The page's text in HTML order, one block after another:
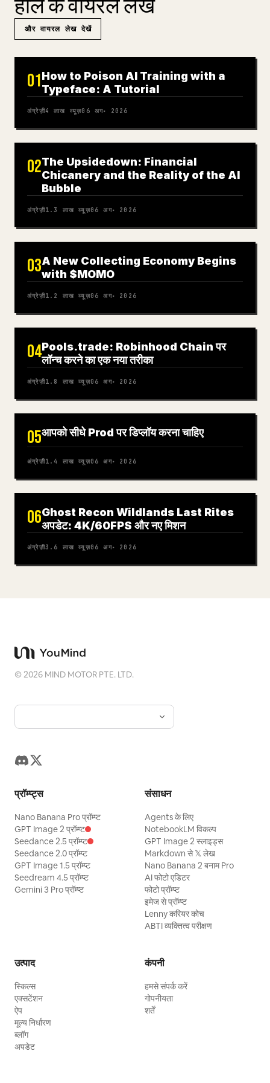
हाल के वायरल लेख
और वायरल लेख देखें
01How to Poison AI Training with a
Typeface: A Tutorial
अंग्रेज़ी4 लाख व्यूज़06 अग॰ 2026
02The Upsidedown: Financial
Chicanery and the Reality of the AI
Bubble
अंग्रेज़ी1.3 लाख व्यूज़06 अग॰ 2026
03A New Collecting Economy Begins
with $MOMO
अंग्रेज़ी1.2 लाख व्यूज़06 अग॰ 2026
04Pools.trade: Robinhood Chain पर
लॉन्च करने का एक नया तरीका
अंग्रेज़ी1.8 लाख व्यूज़06 अग॰ 2026
05आपको सीधे Prod पर डिप्लॉय करना चाहिए
अंग्रेज़ी1.4 लाख व्यूज़06 अग॰ 2026
06Ghost Recon Wildlands Last Rites
अपडेट: 4K/60FPS और नए मिशन
अंग्रेज़ी3.6 लाख व्यूज़06 अग॰ 2026
©2026 MIND MOTOR PTE. LTD.
प्रॉम्प्ट्स
Nano Banana Pro प्रॉम्प्ट
GPT Image 2 प्रॉम्प्ट
Seedance 2.5 प्रॉम्प्ट
Seedance 2.0 प्रॉम्प्ट
GPT Image 1.5 प्रॉम्प्ट
Seedream 4.5 प्रॉम्प्ट
Gemini 3 Pro प्रॉम्प्ट
संसाधन
Agents के लिए
NotebookLM विकल्प
GPT Image 2 स्लाइड्स
Markdown से 𝕏 लेख
Nano Banana 2 बनाम Pro
AI फोटो एडिटर
फोटो प्रॉम्प्ट
इमेज से प्रॉम्प्ट
Lenny करियर कोच
ABTI व्यक्तित्व परीक्षण
उत्पाद
स्किल्स
एक्सटेंशन
ऐप
मूल्य निर्धारण
ब्लॉग
अपडेट
कंपनी
हमसे संपर्क करें
गोपनीयता
शर्तें